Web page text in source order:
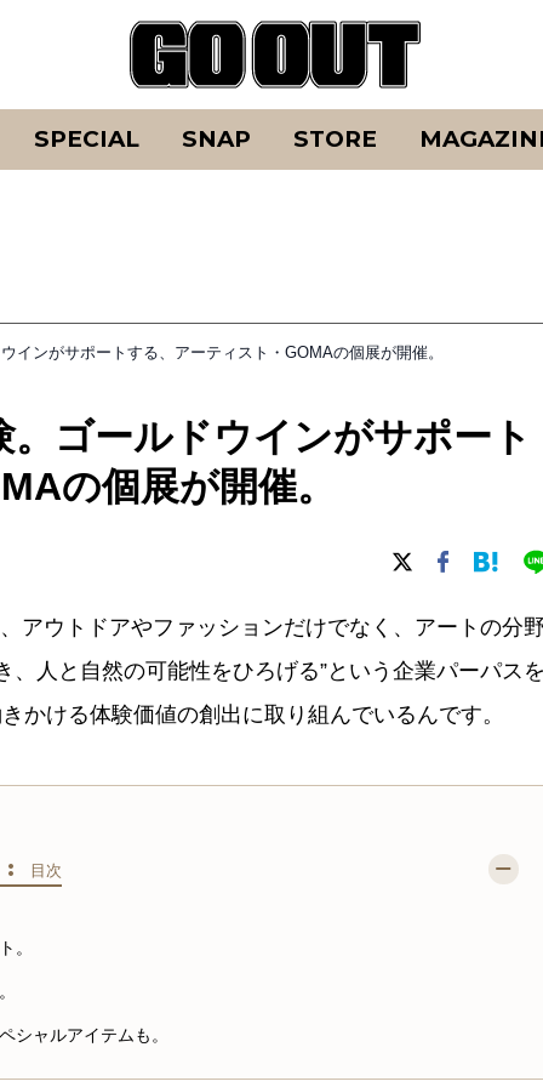
SPECIAL SNAP STORE
インがサポートする、アーティスト・GOMAの個展が開催。
ゴールドウインがサポート
の個展が開催。
アウトドアやファッションだけでなく、アートの分
人と自然の可能性をひろげる”という企業パーパス
かける体験価値の創出に取り組んでいるんです。
: 目次
。
シャルアイテムも。